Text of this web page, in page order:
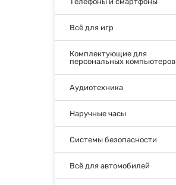
Всё для игр
Комплектующие для
персональных компьютеров
Аудиотехника
Наручные часы
Системы безопасности
Всё для автомобилей